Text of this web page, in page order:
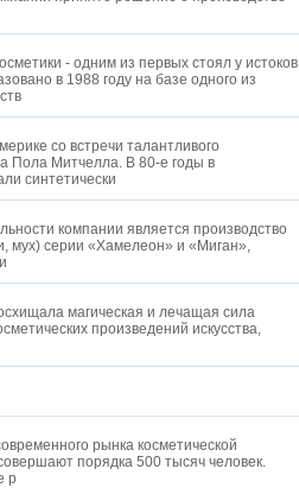
- одним из первых стоял у истоков
в 1988 году на базе одного из
со встречи талантливого
Пола Митчелла. В 80-е годы в
синтетически
компании является производство
мух) серии «Хамелеон» и «Миган»,
магическая и лечащая сила
произведений искусства,
рынка косметической
порядка 500 тысяч человек.
р